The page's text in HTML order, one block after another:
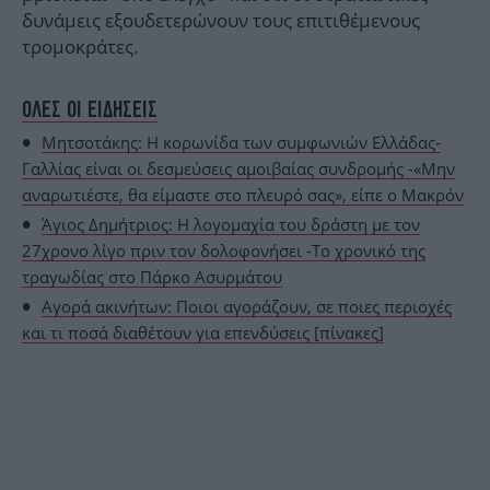
δυνάμεις εξουδετερώνουν τους επιτιθέμενους
τρομοκράτες.
ΟΛΕΣ ΟΙ ΕΙΔΗΣΕΙΣ
⁠Μητσοτάκης: Η κορωνίδα των συμφωνιών Ελλάδας-
Γαλλίας είναι οι δεσμεύσεις αμοιβαίας συνδρομής -«Μην
αναρωτιέστε, θα είμαστε στο πλευρό σας», είπε ο Μακρόν
Άγιος Δημήτριος: Η λογομαχία του δράστη με τον
27χρονο λίγο πριν τον δολοφονήσει -Το χρονικό της
τραγωδίας στο Πάρκο Ασυρμάτου
Αγορά ακινήτων: Ποιοι αγοράζουν, σε ποιες περιοχές
και τι ποσά διαθέτουν για επενδύσεις [πίνακες]